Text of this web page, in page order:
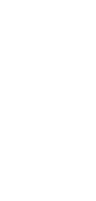
familiäre
Checks
das